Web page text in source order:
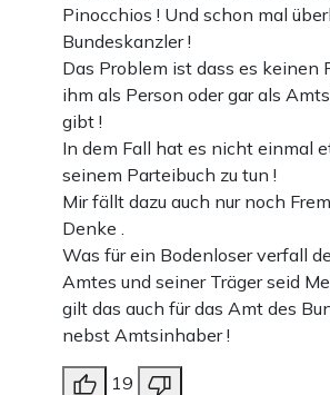
Pinocchios ! Und schon mal
Bundeskanzler !
Das Problem ist dass es keinen
ihm als Person oder gar als
gibt !
In dem Fall hat es nicht einmal
seinem Parteibuch zu tun !
Mir fällt dazu auch nur noch
Denke .
Was für ein Bodenloser verfall
Amtes und seiner Träger seid
gilt das auch für das Amt des
nebst Amtsinhaber !
19